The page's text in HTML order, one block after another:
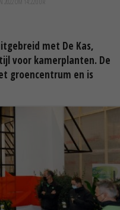
met De Kas,
voor kamerplanten. De
groencentrum en is